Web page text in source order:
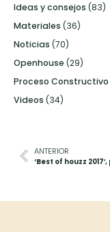
Ideas y consejos (83)
Materiales (36)
Noticias (70)
Openhouse (29)
Proceso Constructivo
Videos (34)
ANTERIOR